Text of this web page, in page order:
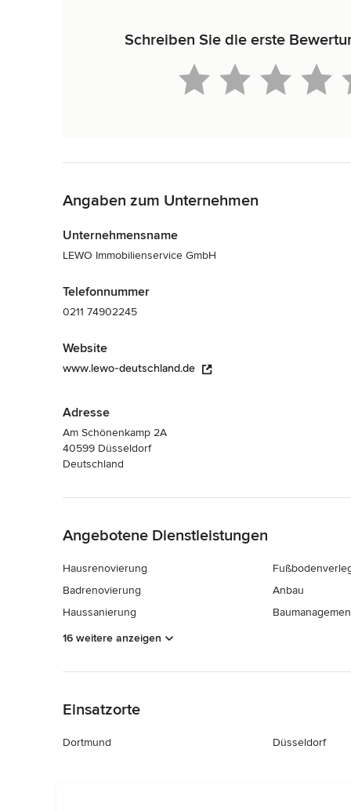
Schreiben Sie die erste
Angaben zum Unternehmen
Unternehmensname
LEWO Immobilienservice GmbH
Telefonnummer
0211 74902245
Website
www.lewo-deutschland.de
Adresse
Am Schönenkamp 2A
40599 Düsseldorf
Deutschland
Angebotene Dienstleistungen
Hausrenovierung
Badrenovierung
Haussanierung
Anbau
16 weitere anzeigen
Einsatzorte
Dortmund Düsseldorf